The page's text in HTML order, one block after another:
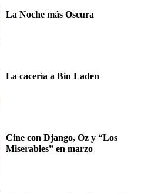
La Noche más Oscura
La cacería a Bin Laden
Cine con Django, Oz y “Los
Miserables” en marzo